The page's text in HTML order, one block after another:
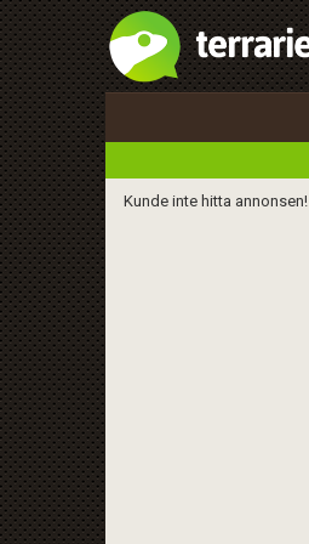
Kunde inte hitta annonsen!